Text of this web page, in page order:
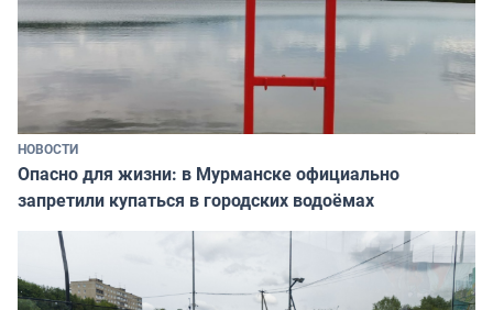
НОВОСТИ
Опасно для жизни: в Мурманске официально
запретили купаться в городских водоёмах